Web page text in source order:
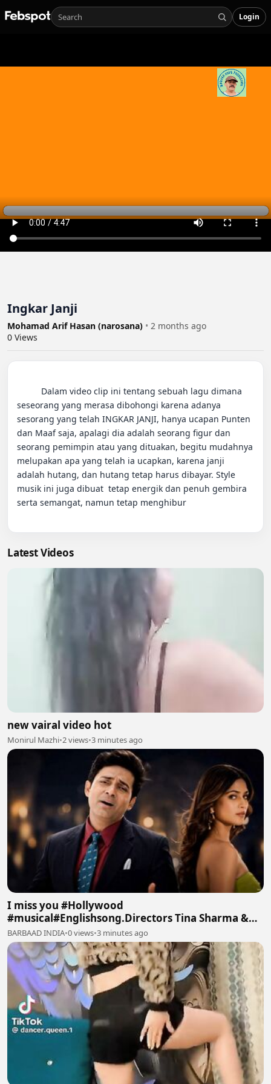
Login
Ingkar Janji
Mohamad Arif Hasan (narosana) • 2 months ago
0 Views
seseorang yang merasa dibohongi karena adanya
sesorang yang telah INGKAR JANJI, hanya ucapan Punten
dan Maaf saja, apalagi dia adalah seorang figur dan
seorang pemimpin atau yang dituakan, begitu mudahnya
melupakan apa yang telah ia ucapkan, karena janji
adalah hutang, dan hutang tetap harus dibayar. Style
musik ini juga dibuat  tetap energik dan penuh gembira
serta semangat, namun tetap menghibur
Latest Videos
new vairal video hot
Monirul Mazhi•2 views•3 minutes ago
I miss you #Hollywood
#musical#Englishsong.Directors Tina Sharma &
Manoj Batra #TinaArtsMusic Intro
BARBAAD INDIA•0 views•3 minutes ago